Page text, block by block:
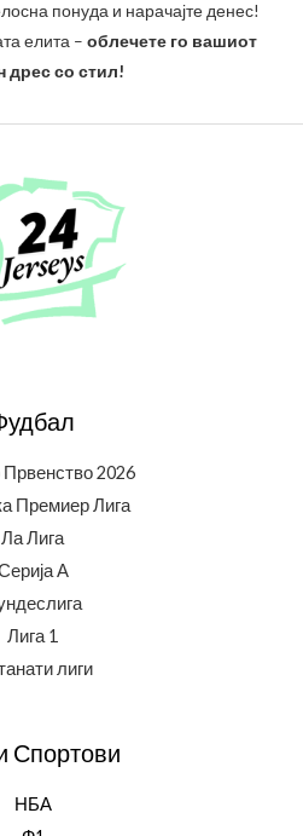
понуда и нарачајте денес!
елита – облечете го вашиот
дрес со стил!
2026
Премиер Лига
Ла Лига
А
Лига 1
лиги
Спортови
НБА